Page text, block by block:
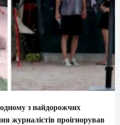
з найдорожчих
журналістів проігнорував